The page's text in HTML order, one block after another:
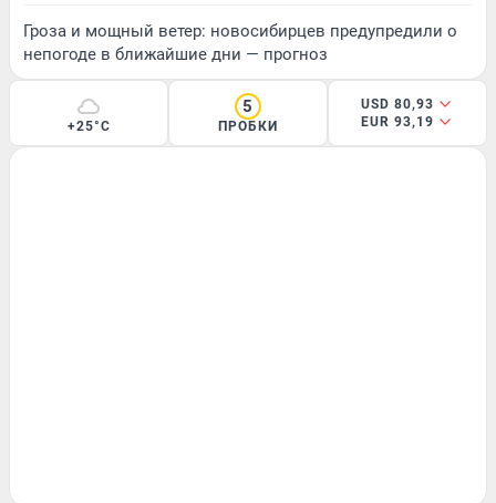
Гроза и мощный ветер: новосибирцев предупредили о
непогоде в ближайшие дни — прогноз
+25°C
5
ПРОБКИ
USD 80,93
EUR 93,19